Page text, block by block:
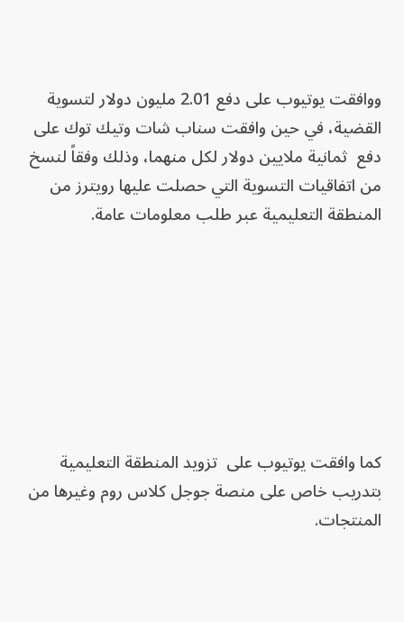
ووافقت يوتيوب على دفع 2.01 مليون ⁠دولار لتسوية
القضية، في حين وافقت سناب شات وتيك توك على
دفع ثمانية ملايين ​دولار لكل منهما، وذلك ​وفقاً لنسخ
من اتفاقيات التسوية التي حصلت عليها رويترز من
المنطقة التعليمية عبر طلب معلومات عامة.
كما وافقت يوتيوب على تزويد المنطقة ‌التعليمية
بتدريب خاص على منصة جوجل كلاس روم وغيرها من
المنتجات.